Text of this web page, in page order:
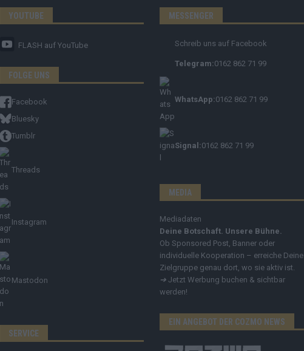
YOUTUBE
FLASH auf YouTube
FOLGE UNS
Facebook
Bluesky
Tumblr
Threads
Instagram
Mastodon
SERVICE
MESSENGER
Schreib uns auf Facebook
Telegram:0162 862 71 99
WhatsApp:0162 862 71 99
Signal:0162 862 71 99
MEDIA
Mediadaten
Deine Botschaft. Unsere Bühne.
Ob Sponsored Post, Banner oder
individuelle Kooperation – erreiche Deine
Zielgruppe genau dort, wo sie aktiv ist.
➔ Jetzt Werbung buchen & sichtbar
werden!
EIN ANGEBOT DER COZMO NEWS